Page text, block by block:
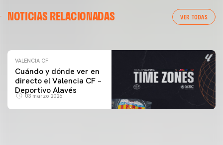
NOTICIAS RELACIONADAS VER TODAS
ENTRENAMIENTO DEL VALENCIA CF 04/03/26
VALENCIA CF
Cuándo y dónde ver en
directo el Valencia CF –
Deportivo Alavés
03 marzo 2026